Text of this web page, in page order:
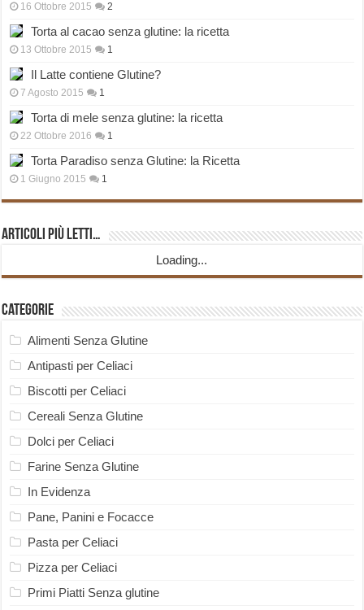
16 Ottobre 2015 2
Torta al cacao senza glutine: la ricetta
13 Ottobre 2015 1
Il Latte contiene Glutine?
7 Agosto 2015 1
Torta di mele senza glutine: la ricetta
22 Ottobre 2016 1
Torta Paradiso senza Glutine: la Ricetta
1 Giugno 2015 1
Articoli più Letti…
Loading...
Categorie
Alimenti Senza Glutine
Antipasti per Celiaci
Biscotti per Celiaci
Cereali Senza Glutine
Dolci per Celiaci
Farine Senza Glutine
In Evidenza
Pane, Panini e Focacce
Pasta per Celiaci
Pizza per Celiaci
Primi Piatti Senza glutine